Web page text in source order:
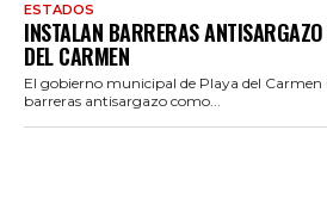
ESTADOS
INSTALAN BARRERAS
DEL CARMEN
El gobierno municipal de Playa del
barreras antisargazo como...